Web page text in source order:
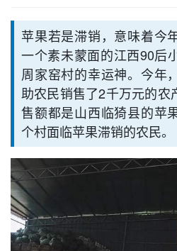
苹果若是滞销，意味着今
一个素未蒙面的江西90后
周家窑村的幸运神。今年
助农民销售了2千万元的农
售额都是山西临猗县的苹
个村面临苹果滞销的农民。